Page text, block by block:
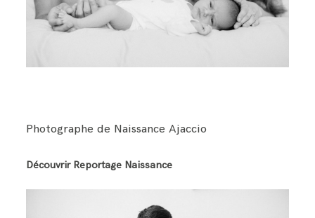
BLOG
Photographe de Naissance Ajaccio
Découvrir Reportage Naissance